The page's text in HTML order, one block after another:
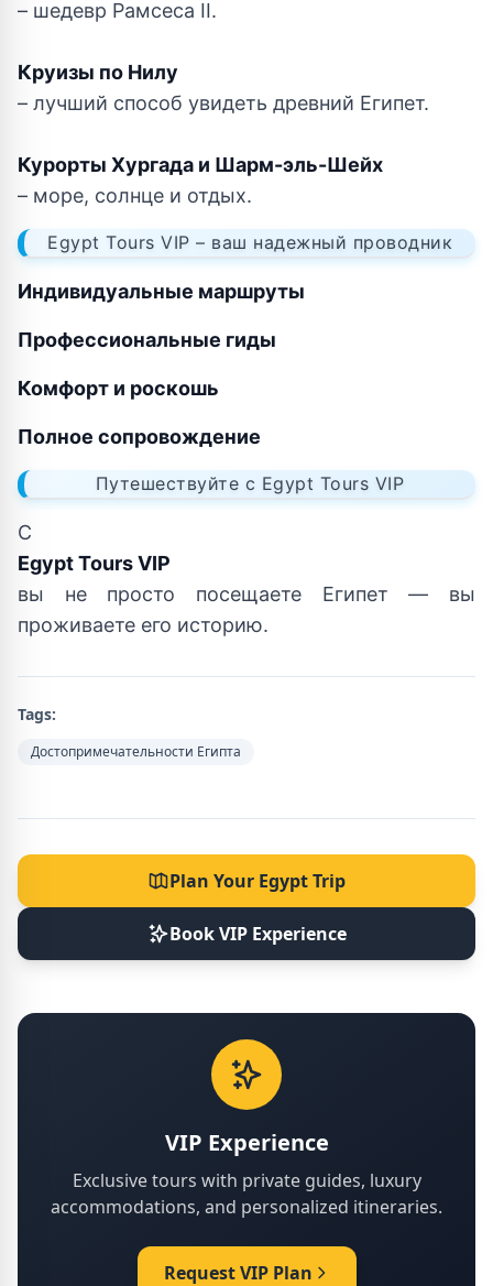
– шедевр Рамсеса II.
Круизы по Нилу
– лучший способ увидеть древний Египет.
Курорты Хургада и Шарм-эль-Шейх
– море, солнце и отдых.
Egypt Tours VIP – ваш надежный проводник
Индивидуальные маршруты
Профессиональные гиды
Комфорт и роскошь
Полное сопровождение
Путешествуйте с Egypt Tours VIP
С
Egypt Tours VIP
вы не просто посещаете Египет — вы
проживаете его историю.
Tags:
Достопримечательности Египта
Plan Your Egypt Trip
Book VIP Experience
VIP Experience
Exclusive tours with private guides, luxury
accommodations, and personalized itineraries.
Request VIP Plan